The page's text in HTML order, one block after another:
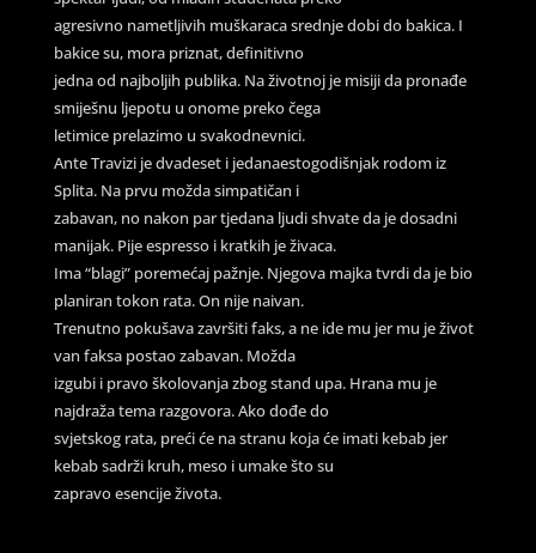
agresivno nametljivih muškaraca srednje dobi do bakica. I
bakice su, mora priznat, definitivno
jedna od najboljih publika. Na životnoj je misiji da pronađe
smiješnu ljepotu u onome preko čega
letimice prelazimo u svakodnevnici.
Ante Travizi je dvadeset i jedanaestogodišnjak rodom iz
Splita. Na prvu možda simpatičan i
zabavan, no nakon par tjedana ljudi shvate da je dosadni
manijak. Pije espresso i kratkih je živaca.
Ima “blagi” poremećaj pažnje. Njegova majka tvrdi da je bio
planiran tokon rata. On nije naivan.
Trenutno pokušava završiti faks, a ne ide mu jer mu je život
van faksa postao zabavan. Možda
izgubi i pravo školovanja zbog stand upa. Hrana mu je
najdraža tema razgovora. Ako dođe do
svjetskog rata, preći će na stranu koja će imati kebab jer
kebab sadrži kruh, meso i umake što su
zapravo esencije života.